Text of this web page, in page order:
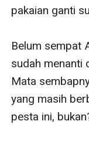
pakaian ganti
Belum sempat
sudah menanti
Mata
yang masih
pesta ini,